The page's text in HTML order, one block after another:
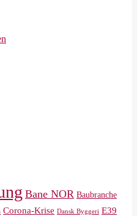
Bane NOR Baubranche
Corona-Krise Dansk Byggeri E39